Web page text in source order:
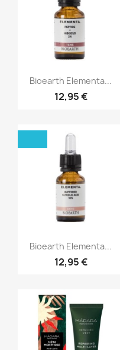
Aperçu rapide
Bioearth Elementa...
12,95 €
Aperçu rapide
Bioearth Elementa...
12,95 €